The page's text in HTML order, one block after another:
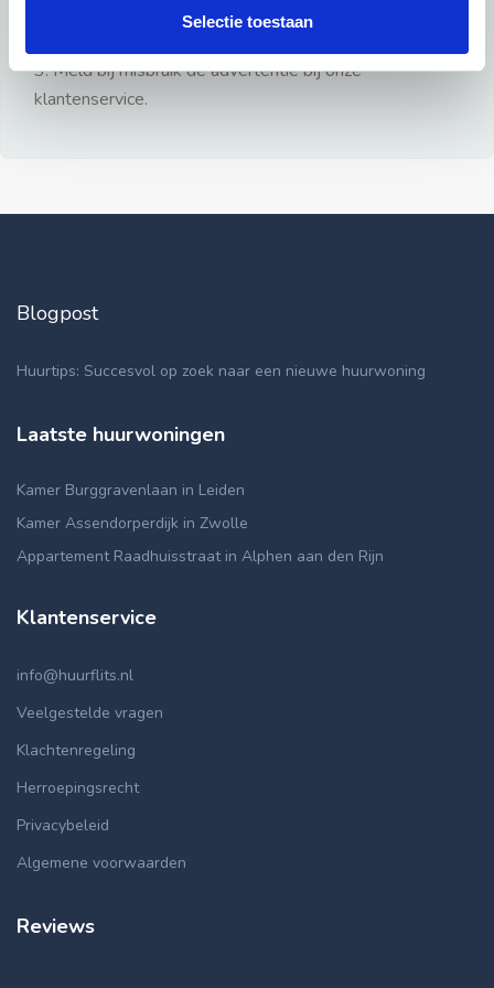
Selectie toestaan
3: Meld bij misbruik de advertentie bij onze
klantenservice.
Blogpost
Huurtips: Succesvol op zoek naar een nieuwe huurwoning
Laatste huurwoningen
Kamer Burggravenlaan in Leiden
Kamer Assendorperdijk in Zwolle
Appartement Raadhuisstraat in Alphen aan den Rijn
Klantenservice
info@huurflits.nl
Veelgestelde vragen
Klachtenregeling
Herroepingsrecht
Privacybeleid
Algemene voorwaarden
Reviews